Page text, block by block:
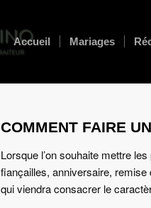
Accueil Mariages
COMMENT FAIRE
Lorsque l’on souhaite mettre
fiançailles, anniversaire, remise
qui viendra consacrer le